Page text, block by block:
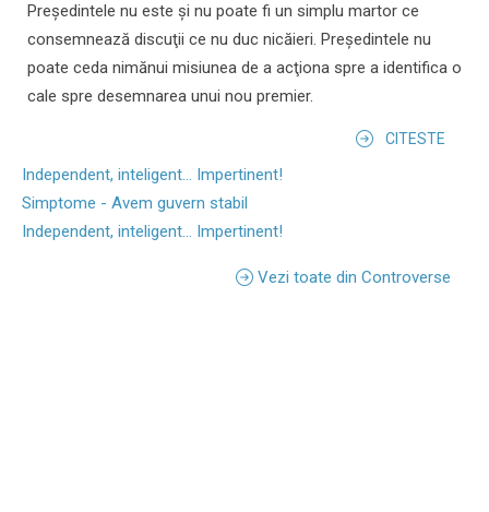
Preşedintele nu este şi nu poate fi un simplu martor ce
consemnează discuţii ce nu duc nicăieri. Preşedintele nu
poate ceda nimănui misiunea de a acţiona spre a identifica o
cale spre desemnarea unui nou premier.
CITESTE
Independent, inteligent... Impertinent!
Simptome - Avem guvern stabil
Independent, inteligent... Impertinent!
Vezi toate din Controverse